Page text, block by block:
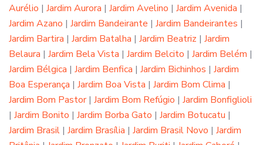
Aurélio | Jardim Aurora | Jardim Avelino | Jardim Avenida |
Jardim Azano | Jardim Bandeirante | Jardim Bandeirantes |
Jardim Bartira | Jardim Batalha | Jardim Beatriz | Jardim
Belaura | Jardim Bela Vista | Jardim Belcito | Jardim Belém |
Jardim Bélgica | Jardim Benfica | Jardim Bichinhos | Jardim
Boa Esperança | Jardim Boa Vista | Jardim Bom Clima |
Jardim Bom Pastor| Jardim Bom Refúgio | Jardim Bonfiglioli
| Jardim Bonito | Jardim Borba Gato | Jardim Botucatu |
Jardim Brasil | Jardim Brasília | Jardim Brasil Novo | Jardim